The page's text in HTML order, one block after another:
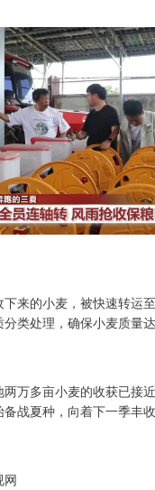
的小麦，被快速转运
类处理，确保小麦质量达
多亩小麦的收获已接
战夏种，向着下一季丰收